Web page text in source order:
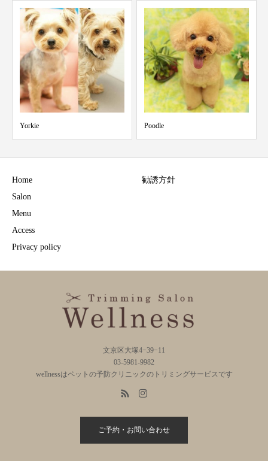
Poodle Yorkshire Terrier
Home
Salon
Menu
Access
Privacy policy
勧誘方針
文京区大塚4−39−11
03-5981-9982
wellnessはペットの予防クリニックのトリミングサービスです
ご予約・お問い合わせ